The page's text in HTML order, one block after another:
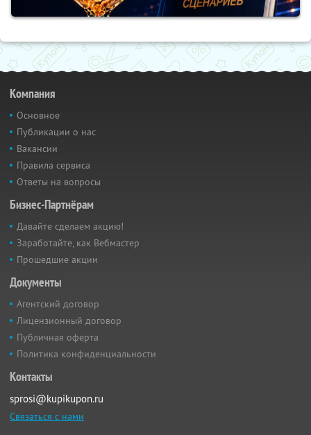
Компания
Основное
Публикации о нас
Вакансии
Правила сервиса
Ответы на вопросы
Бизнес-Партнёрам
Давайте сделаем акцию!
Заработайте, как Вебмастер
Прошедшие акции
Документы
Агентский договор
Лицензионный договор
Публичная оферта
Политика конфиденциальности
Контакты
sprosi@kupikupon.ru
Связаться с нами